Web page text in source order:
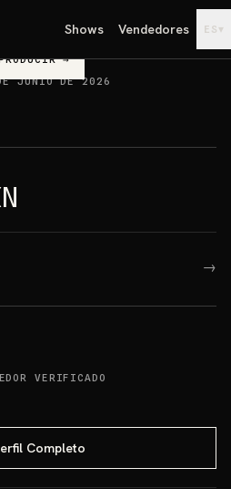
Shows Vendedores ES ▾
→
JUNIO DE 2026
→
VERIFICADO
Completo